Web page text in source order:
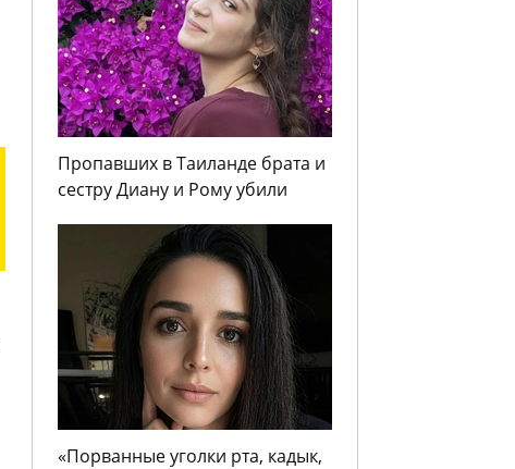
Пропавших в Таиланде брата и
сестру Диану и Рому убили
«Порванные уголки рта, кадык,